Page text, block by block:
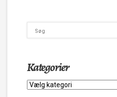
Kategorier
Kategorier